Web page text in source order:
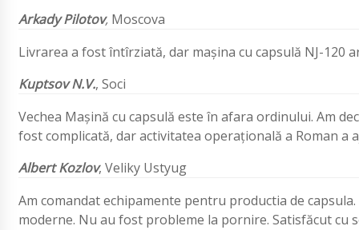
Arkady Pilotov, Moscova
Livrarea a fost întîrziată, dar mașina cu capsulă NJ-120
Kuptsov N.V., Soci
Vechea Mașină cu capsulă este în afara ordinului. Am
fost complicată, dar activitatea operaţională a Roman a
Albert Kozlov, Veliky Ustyug
Am comandat echipamente pentru productia de
moderne. Nu au fost probleme la pornire. Satisfăcut cu